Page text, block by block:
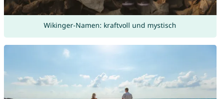
Wikinger-Namen: kraftvoll und mystisch